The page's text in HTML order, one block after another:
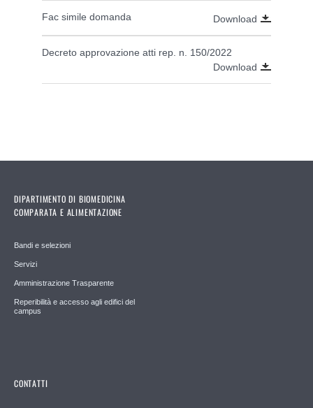
Fac simile domanda Download
Decreto approvazione atti rep. n. 150/2022
Download
DIPARTIMENTO DI BIOMEDICINA
COMPARATA E ALIMENTAZIONE
Bandi e selezioni
Servizi
Amministrazione Trasparente
Reperibilità e accesso agli edifici del
campus
CONTATTI